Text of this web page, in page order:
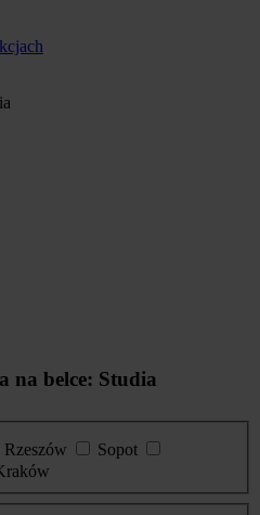
na belce: Studia
Rzeszów
Sopot